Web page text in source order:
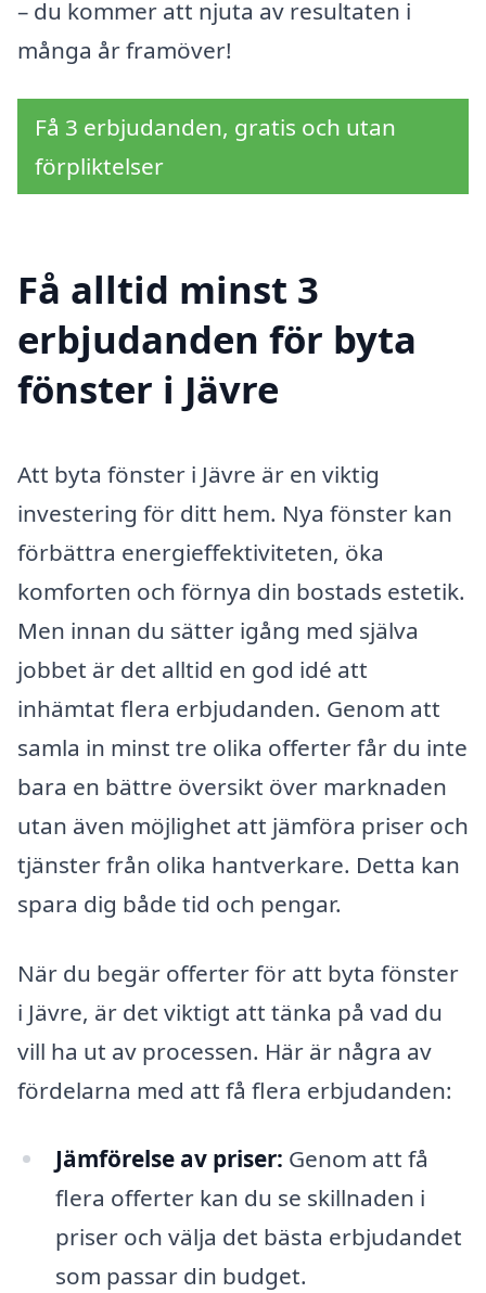
– du kommer att njuta av resultaten i
många år framöver!
Få 3 erbjudanden, gratis och utan
förpliktelser
Få alltid minst 3
erbjudanden för byta
fönster i Jävre
Att byta fönster i Jävre är en viktig
investering för ditt hem. Nya fönster kan
förbättra energieffektiviteten, öka
komforten och förnya din bostads estetik.
Men innan du sätter igång med själva
jobbet är det alltid en god idé att
inhämtat flera erbjudanden. Genom att
samla in minst tre olika offerter får du inte
bara en bättre översikt över marknaden
utan även möjlighet att jämföra priser och
tjänster från olika hantverkare. Detta kan
spara dig både tid och pengar.
När du begär offerter för att byta fönster
i Jävre, är det viktigt att tänka på vad du
vill ha ut av processen. Här är några av
fördelarna med att få flera erbjudanden:
Jämförelse av priser: Genom att få
flera offerter kan du se skillnaden i
priser och välja det bästa erbjudandet
som passar din budget.